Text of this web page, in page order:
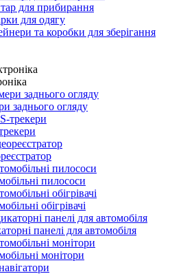
для прибирання
для одягу
та коробки для зберігання
заднього огляду
пилососи
обігрівачі
панелі для автомобіля
монітори